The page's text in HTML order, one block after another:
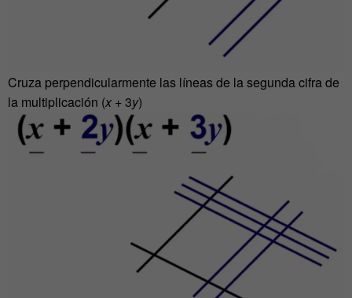
Cruza perpendicularmente las líneas de la segunda cifra de
la multiplicación (x + 3y)